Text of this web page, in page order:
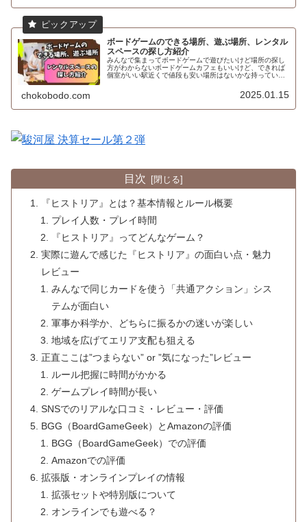
ボードゲームのできる場所、遊ぶ場所、レンタル
スペースの探し方紹介
みんなで集まってボードゲームで遊びたいけど場所の探し
方がわからないボードゲームカフェもいいけど、できれば
個室がいい駅近くで値段も安い場所はないかな持っている
chokobodo.com 2025.01.15
目次
『ヒストリア』とは？基本情報とルール概要
プレイ人数・プレイ時間
『ヒストリア』ってどんなゲーム？
実際に遊んで感じた『ヒストリア』の面白い点・魅力
レビュー
みんなで同じカードを使う「共通アクション」シス
テムが面白い
軍事か科学か、どちらに振るかの迷いが楽しい
地域を広げてエリア支配も狙える
正直ここは”つまらない” or ”気になった”レビュー
ルール把握に時間がかかる
ゲームプレイ時間が長い
SNSでのリアルな口コミ・レビュー・評価
BGG（BoardGameGeek）とAmazonの評価
BGG（BoardGameGeek）での評価
Amazonでの評価
拡張版・オンラインプレイの情報
拡張セットや特別版について
オンラインでも遊べる？